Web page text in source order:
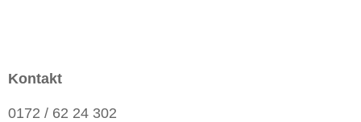
Kontakt
0172 / 62 24 302